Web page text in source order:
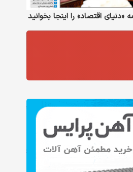
اقتصاد» را اینجا بخوانید